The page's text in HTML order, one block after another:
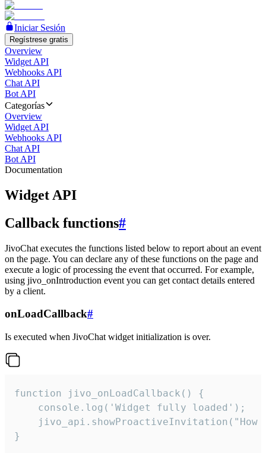
Iniciar Sesión
Regístrese gratis
Overview
Widget API
Webhooks API
Chat API
Bot API
Categorías
Overview
Widget API
Webhooks API
Chat API
Bot API
Documentation
Widget API
Callback functions#
JivoChat executes the functions listed below to report about an event
on the page. You can declare any of these functions on the page and
execute a logic of processing the event that occurred. For example,
using jivo_onIntroduction event you can get contact details entered
by a client.
onLoadCallback#
Is executed when JivoChat widget initialization is over.
function jivo_onLoadCallback() {
    console.log('Widget fully loaded');
jivo_api.showProactiveInvitation("How
}